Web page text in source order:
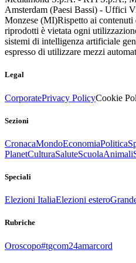
Amsterdam (Paesi Bassi) - Uffici
Monzese (MI)Rispetto ai contenuti
riprodotti è vietata ogni
sistemi di intelligenza artificiale
espresso di utilizzare mezzi
Legal
CorporatePrivacy PolicyCookie
Sezioni
CronacaMondoEconomiaPolitica
PlanetCulturaSaluteScuolaAnimali
Speciali
Elezioni ItaliaElezioni estero
Rubriche
Oroscopo#tgcom24amarcord